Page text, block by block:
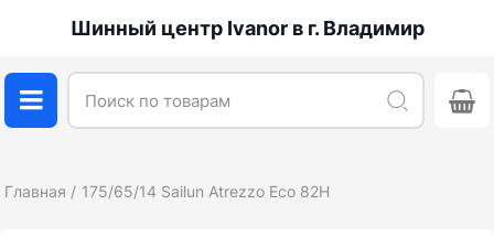
Шинный центр Ivanor в г. Владимир
Главная 175/65/14 Sailun Atrezzo Eco 82H